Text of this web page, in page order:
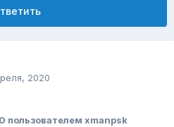
2020
пользователем xmanpsk